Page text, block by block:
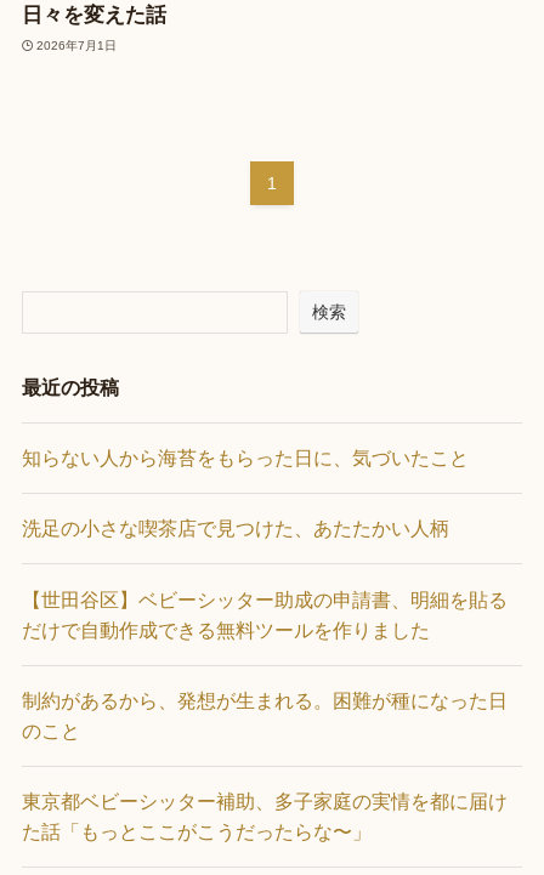
日々を変えた話
2026年7月1日
1
検索
最近の投稿
知らない人から海苔をもらった日に、気づいたこと
洗足の小さな喫茶店で見つけた、あたたかい人柄
【世田谷区】ベビーシッター助成の申請書、明細を貼る
だけで自動作成できる無料ツールを作りました
制約があるから、発想が生まれる。困難が種になった日
のこと
東京都ベビーシッター補助、多子家庭の実情を都に届け
た話「もっとここがこうだったらな〜」